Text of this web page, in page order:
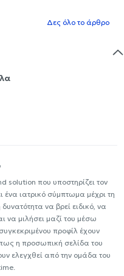
Δες όλο το άρθρο
solution που υποστηρίζει τον
ένα ιατρικό σύμπτωμα μέχρι τη
να βρεί ειδικό, να
να μιλήσει μαζί του μέσω
προφίλ έχουν
η προσωπική σελίδα του
ελεγχθεί από την ομάδα του